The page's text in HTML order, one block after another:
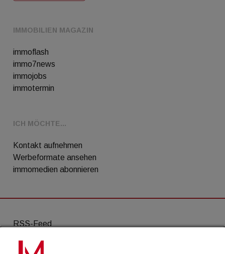
IMMOBILIEN MAGAZIN
immoflash
immo7news
immojobs
immotermin
ICH MÖCHTE...
Kontakt aufnehmen
Werbeformate ansehen
immomedien abonnieren
RSS-Feed
AGB